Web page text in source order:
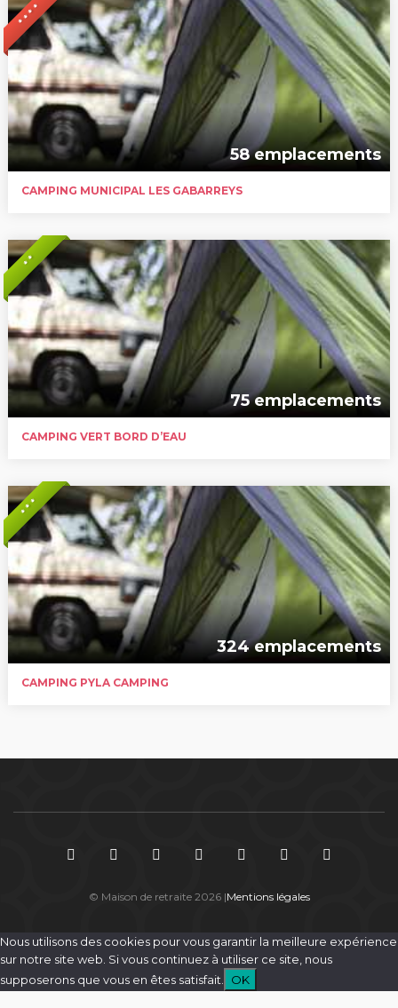
* * * *
58 emplacements
CAMPING MUNICIPAL LES GABARREYS
* *
75 emplacements
CAMPING VERT BORD D’EAU
* * *
324 emplacements
CAMPING PYLA CAMPING
© Maison de retraite 2026 |Mentions légales
Nous utilisons des cookies pour vous garantir la meilleure expérience
sur notre site web. Si vous continuez à utiliser ce site, nous
supposerons que vous en êtes satisfait.
OK